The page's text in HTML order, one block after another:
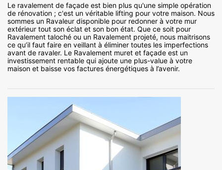
Le ravalement de façade est bien plus qu'une simple opération
de rénovation ; c'est un véritable lifting pour votre maison. Nous
sommes un Ravaleur disponible pour redonner à votre mur
extérieur tout son éclat et son bon état. Que ce soit pour
Ravalement taloché ou un Ravalement projeté, nous maitrisons
ce qu’il faut faire en veillant à éliminer toutes les imperfections
avant de ravaler. Le Ravalement muret et façade est un
investissement rentable qui ajoute une plus-value à votre
maison et baisse vos factures énergétiques à l’avenir.